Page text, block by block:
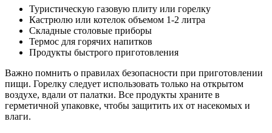
Туристическую газовую плиту или горелку
Кастрюлю или котелок объемом 1-2 литра
Складные столовые приборы
Термос для горячих напитков
Продукты быстрого приготовления
Важно помнить о правилах безопасности при приготовлении
пищи. Горелку следует использовать только на открытом
воздухе, вдали от палатки. Все продукты храните в
герметичной упаковке, чтобы защитить их от насекомых и
влаги.